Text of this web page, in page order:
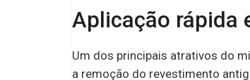
Aplicação rápida
Um dos principais atrativos do
a remoção do revestimento